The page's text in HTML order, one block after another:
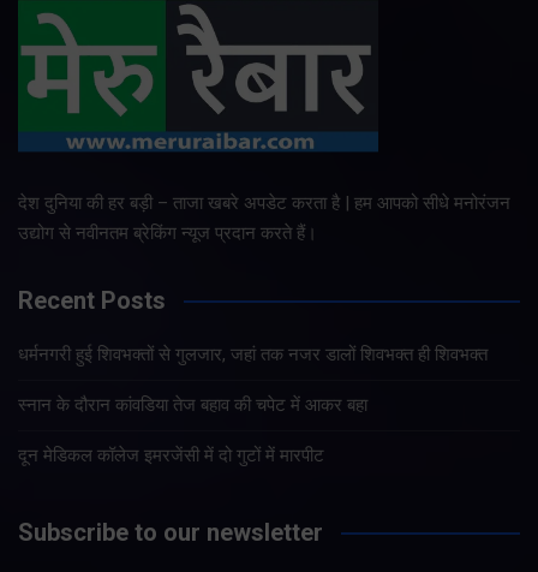
देश दुनिया की हर बड़ी – ताजा खबरे अपडेट करता है | हम आपको सीधे मनोरंजन
उद्योग से नवीनतम ब्रेकिंग न्यूज प्रदान करते हैं।
Recent Posts
धर्मनगरी हुई शिवभक्तों से गुलजार, जहां तक नजर डालों शिवभक्त ही शिवभक्त
स्नान के दौरान कांवडिया तेज बहाव की चपेट में आकर बहा
दून मेडिकल कॉलेज इमरजेंसी में दो गुटों में मारपीट
Subscribe to our newsletter